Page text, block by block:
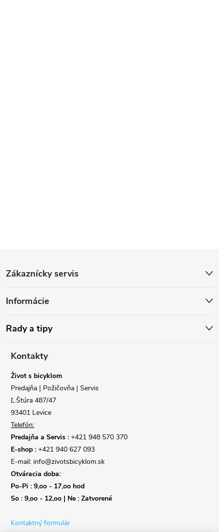
p
ä
Zákaznícky servis
Informácie
Rady a tipy
Kontakty
Život s bicyklom
Predajňa | Požičovňa | Servis
Ľ.Štúra 487/47
93401 Levice
Telefón:
Predajňa a Servis : +421 948 570 370
E-shop : +421 940 627 093
E-mail: info@zivotsbicyklom.sk
Otváracia doba:
Po-Pi : 9,oo - 17,oo hod
So : 9,oo - 12,oo | Ne : Zatvorené
Kontaktný formulár